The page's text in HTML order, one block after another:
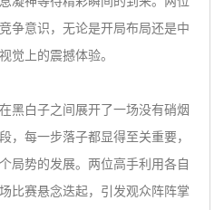
争意识，无论是开局布局还是中
觉上的震撼体验。
黑白子之间展开了一场没有硝烟
，每一步落子都显得至关重要，
局势的发展。两位高手利用各自
比赛悬念迭起，引发观众阵阵掌